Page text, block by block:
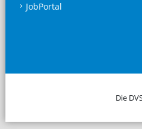
JobPortal
Die